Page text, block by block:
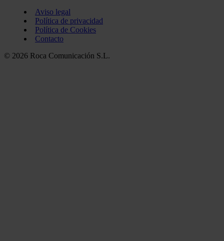
Aviso legal
Política de privacidad
Política de Cookies
Contacto
© 2026 Roca Comunicación S.L.